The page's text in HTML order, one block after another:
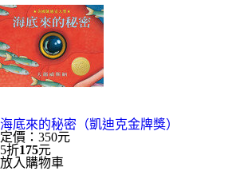
海底來的秘密（凱迪克金牌獎）
定價：350元
5折175元
放入購物車